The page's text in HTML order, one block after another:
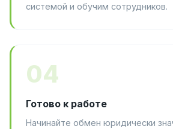
системой и обучим сотрудников.
04
Готово к работе
Начинайте обмен юридически